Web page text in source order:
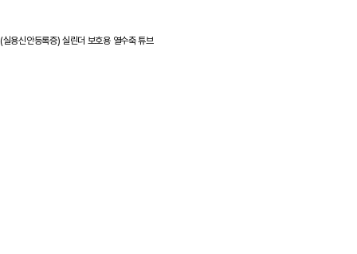
(실용신안등록증) 실린더 보호용 열수축 튜브